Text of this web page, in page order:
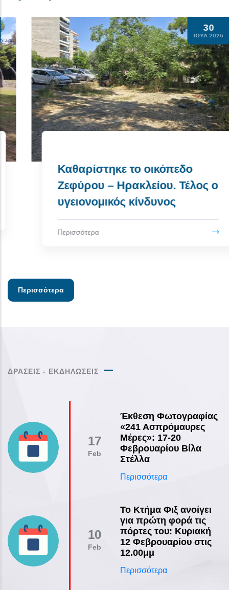
30
ΙΟΥΛ 2026
Καθαρίστηκε το οικόπεδο
Ζεφύρου – Ηρακλείου. Τέλος ο
υγειονομικός κίνδυνος
Περισσότερα
Περισσότερα
ΔΡΑΣΕΙΣ - ΕΚΔΗΛΩΣΕΙΣ
17
Feb
Έκθεση Φωτογραφίας
«241 Ασπρόμαυρες
Μέρες»: 17-20
Φεβρουαρίου Βίλα
Στέλλα
Περισσότερα
10
Feb
Το Κτήμα Φιξ ανοίγει
για πρώτη φορά τις
πόρτες του: Κυριακή
12 Φεβρουαρίου στις
12.00μμ
Περισσότερα